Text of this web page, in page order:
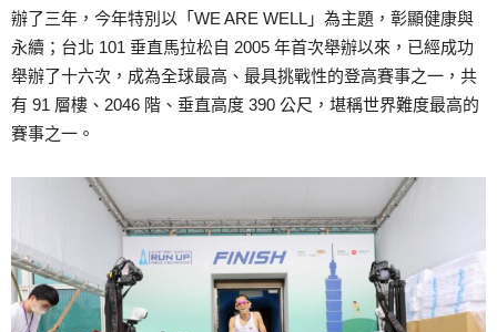
辦了三年，今年特別以「WE ARE WELL」為主題，彰顯健康與
永續；台北 101 垂直馬拉松自 2005 年首次舉辦以來，已經成功
舉辦了十六次，成為全球最高、最具挑戰性的登高賽事之一，共
有 91 層樓、2046 階、垂直高度 390 公尺，堪稱世界難度最高的
賽事之一。